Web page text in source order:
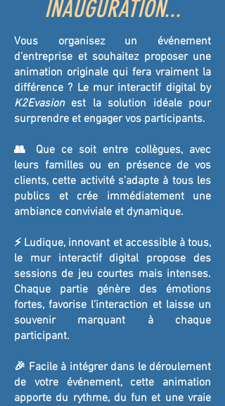
INAUGURATION...
Vous organisez un événement
d’entreprise et souhaitez proposer une
animation originale qui fera vraiment la
différence ? Le mur interactif digital by
K2Evasionest la solution idéale pour
surprendre et engager vos participants.
👥 Que ce soit entre collègues, avec
leurs familles ou en présence de vos
clients, cette activité s’adapte à tous les
publics et crée immédiatement une
ambiance conviviale et dynamique.
⚡ Ludique, innovant et accessible à tous,
le mur interactif digital propose des
sessions de jeu courtes mais intenses.
Chaque partie génère des émotions
fortes, favorise l’interaction et laisse un
souvenir marquant à chaque
participant.
🎉 Facile à intégrer dans le déroulement
de votre événement, cette animation
apporte du rythme, du fun et une vraie